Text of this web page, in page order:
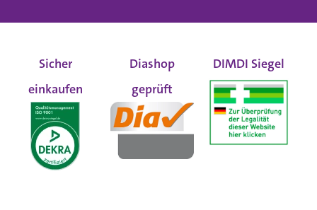
Sicher
einkaufen
Diashop
geprüft
DIMDI Siegel